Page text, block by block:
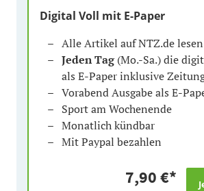
Digital Voll mit E-Paper
Alle Artikel auf NTZ.de lesen
Jeden Tag(Mo.-Sa.) die
als E-Paper inklusive
Vorabend Ausgabe als E-
Sport am Wochenende
Monatlich kündbar
Mit Paypal bezahlen
7,90 €*